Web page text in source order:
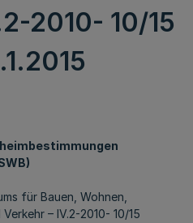
2010- 10/15
für Bauen, Wohnen,
– IV.2-2010- 10/15